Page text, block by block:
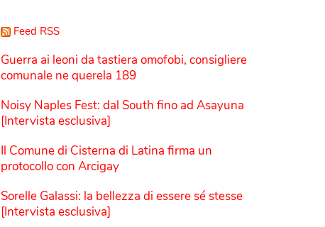
Feed RSS
Guerra ai leoni da tastiera omofobi, consigliere
comunale ne querela 189
Noisy Naples Fest: dal South fino ad Asayuna
[Intervista esclusiva]
Il Comune di Cisterna di Latina firma un
protocollo con Arcigay
Sorelle Galassi: la bellezza di essere sé stesse
[Intervista esclusiva]